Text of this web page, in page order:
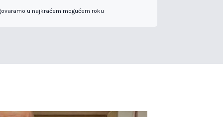
u najkraćem mogućem roku